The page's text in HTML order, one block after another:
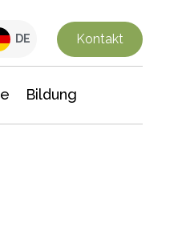
DE Kontakt
Bildung